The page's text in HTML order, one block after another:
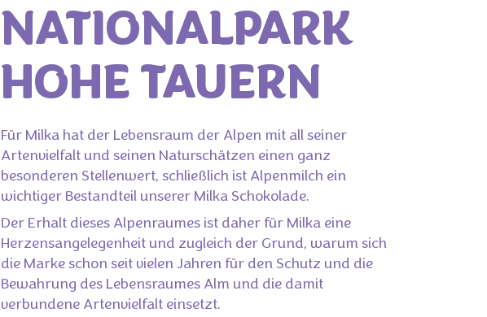
NATIONALPARK
HOHE TAUERN
Für Milka hat der Lebensraum der Alpen mit all seiner
Artenvielfalt und seinen Naturschätzen einen ganz
besonderen Stellenwert, schließlich ist Alpenmilch ein
wichtiger Bestandteil unserer Milka Schokolade.
Der Erhalt dieses Alpenraumes ist daher für Milka eine
Herzensangelegenheit und zugleich der Grund, warum sich
die Marke schon seit vielen Jahren für den Schutz und die
Bewahrung des Lebensraumes Alm und die damit
verbundene Artenvielfalt einsetzt.